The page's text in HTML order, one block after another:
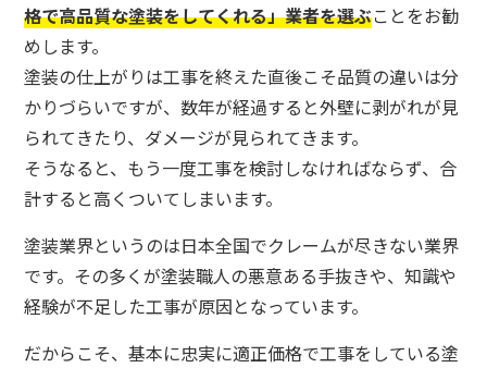
格で高品質な塗装をしてくれる」業者を選ぶことをお勧
めします。
塗装の仕上がりは工事を終えた直後こそ品質の違いは分
かりづらいですが、数年が経過すると外壁に剥がれが見
られてきたり、ダメージが見られてきます。
そうなると、もう一度工事を検討しなければならず、合
計すると高くついてしまいます。
塗装業界というのは日本全国でクレームが尽きない業界
です。その多くが塗装職人の悪意ある手抜きや、知識や
経験が不足した工事が原因となっています。
だからこそ、基本に忠実に適正価格で工事をしている塗